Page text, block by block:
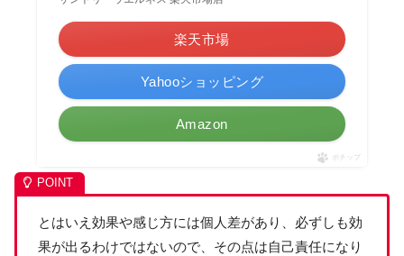
楽天市場
Yahooショッピング
Amazon
ポチップ
とはいえ効果や感じ方には個人差があり、必ずしも効
果が出るわけではないので、その点は自己責任になり